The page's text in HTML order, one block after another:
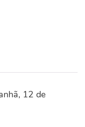
12 de